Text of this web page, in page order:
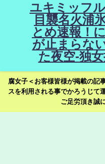
ユキミッフ
目襲名火浦
とめ速報！
が止まらな
た夜空-独
腐女子＜お客様皆様が掲載の記
スを利用される事でかろうじて
ご足労頂き誠